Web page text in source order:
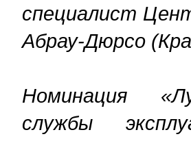
специалист
Абрау-Дюрсо
Номинация
службы